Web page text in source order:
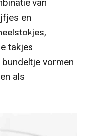
van
en
takjes
vormen
als